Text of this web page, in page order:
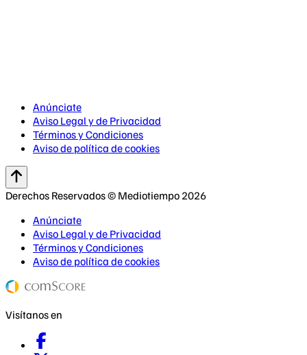
Anúnciate
Aviso Legal y de Privacidad
Términos y Condiciones
Aviso de política de cookies
Derechos Reservados © Mediotiempo 2026
Anúnciate
Aviso Legal y de Privacidad
Términos y Condiciones
Aviso de política de cookies
Visítanos en